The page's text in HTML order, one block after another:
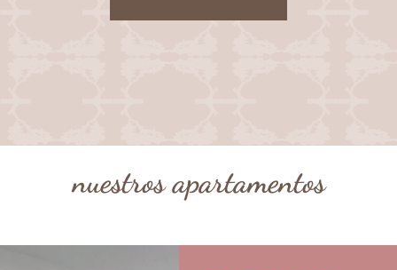
nuestros apartamentos